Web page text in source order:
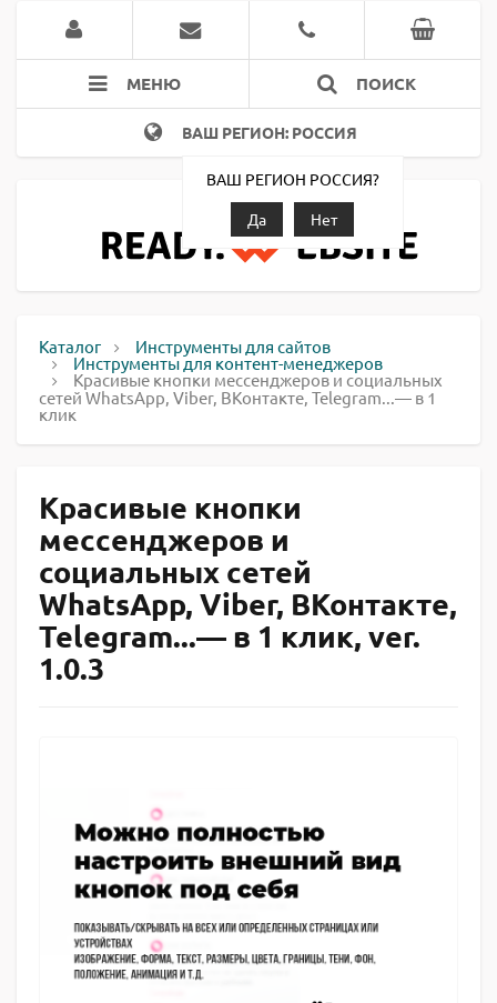
МЕНЮ ПОИСК
ВАШ РЕГИОН: РОССИЯ
ВАШ РЕГИОН РОССИЯ?
Да
Нет
Каталог Инструменты для сайтов
Инструменты для контент-менеджеров
Красивые кнопки мессенджеров и социальных
сетей WhatsApp, Viber, ВКонтакте, Telegram...— в 1
клик
Красивые кнопки
мессенджеров и
социальных сетей
WhatsApp, Viber, ВКонтакте,
Telegram...— в 1 клик, ver.
1.0.3